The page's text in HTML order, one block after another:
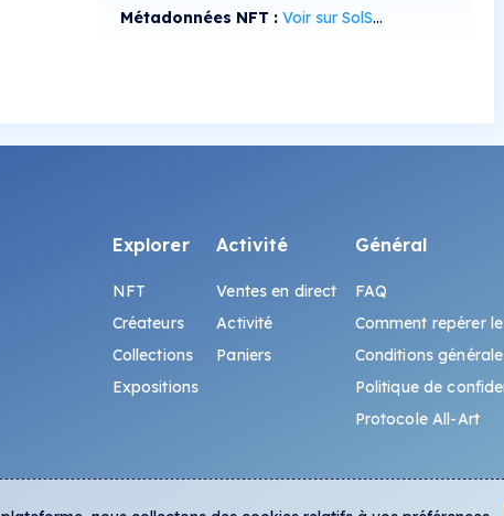
Métadonnées NFT : Voir sur SolScan
Explorer
NFT
Créateurs
Collections
Expositions
Activité
Ventes en direct
Activité
Paniers
Général
FAQ
Comment repérer
Conditions
Politique de
Protocole All-Art